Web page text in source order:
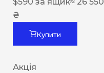
$590 за ящик≈ 26 550
₴
Купити
Акція